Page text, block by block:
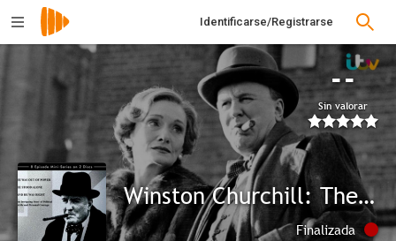
Identificarse/Registrarse
--
Sin valorar
Winston Churchill: The Wilderness Years
Finalizada